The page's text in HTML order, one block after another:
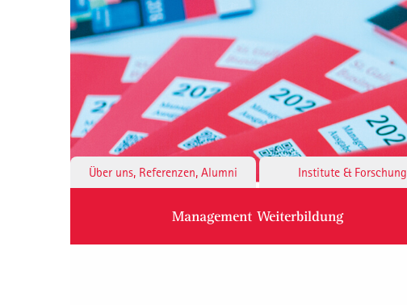
Über uns, Referenzen, Alumni Institute & Forschung
Management Weiterbildung